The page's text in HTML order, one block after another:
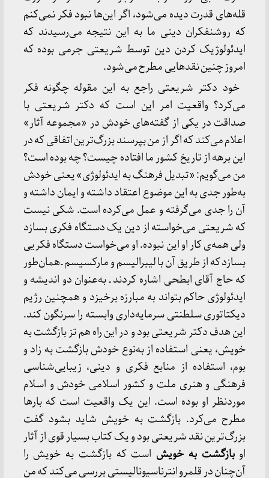
قله‌های قدرت دیده می‌شود، اگر این‌ها نبود فکر نمی‌کنم
که روشنفکران دینی ما به این نتیجه می‌رسیدند که
ایدئولوژیک کردن دین توسط شریعتی جرمی بوده که
امروز چنین نقدهایی مطرح می‌شود.
خود دکتر شریعتی راجع به این مقوله چگونه فکر
می‌کرد؟ واقعیت امر این است که دکتر شریعتی با
صداقت در یکی از گفته‌های خودش در «مجموعه آثار»
اعلام می‌کند که اگر از من بپرسند بزرگ‌ترین اتفاقی که در
این برهه از تاریخ کشور ما افتاده چیست؟ چه بوده است؟
من می‌گویم: «تبدیل فرهنگ به ایدئولوژی» یعنی خودش
به‌طور جدی به این موضوع اعتقاد داشته و ایمان داشته و
آن را جدی می‌گرفته و عمل می‌کرده است. شکی نیست
که شریعتی می‌خواسته از دین یک دستگاه فکری بسازد
ولی همه‌ی کار او این نبوده. او می‌خواست دستگاه فکریی
بسازد که از طریق آن با لیبرالیسم و مارکسیسم ـ همان‌طور
که حاج آقای ابطحی اشاره کردند ـ به‌عنوان دو اندیشه و
ایدئولوژی حاکم بتواند به مبارزه برخیزد و همچنین رژیم
دیکتاتوری سلطنتی سرمایه‌داری وابسته را سرنگون کند.
این هدف دکتر شریعتی بود و در این راه هم تز بازگشت به
خویش، یعنی استفاده از به‌نوع خودش بازگشت به زاد و
بوم، استفاده از منابع فکری و دینی، زیبایی‌شناسی
فرهنگی و هنری ملت و کشور اسلامی خودش و اسلام
موردنظر او بوده است. این یک واقعیت است که بارها
مطرح می‌کرد. بازگشت به خویش شاید بشود گفت
بزرگ‌ترین نقد شریعتی بود و یک کتاب بسیار قوی از آثار
اوبازگشت به خویش است که بازگشت به خویش را
آن‌چنان در قلمرو انترناسیونالیستی بررسی می‌کند که من